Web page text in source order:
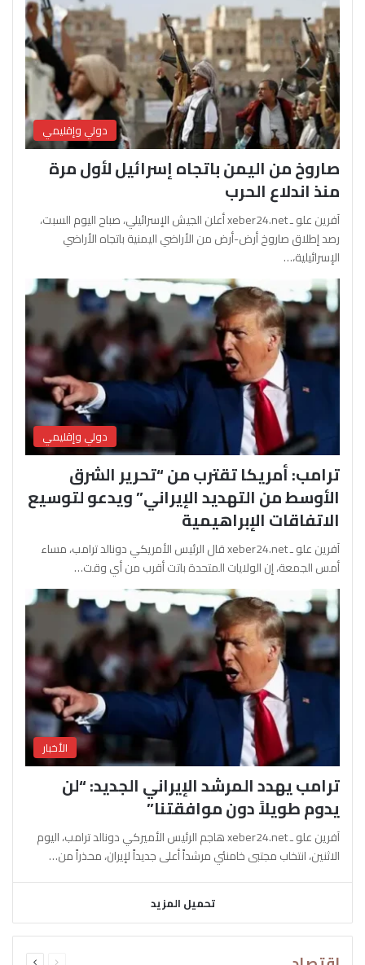
دولي وإقليمي
صاروخ من اليمن باتجاه إسرائيل لأول مرة
منذ اندلاع الحرب
آفرين علو ـ xeber24.net أعلن الجيش الإسرائيلي، صباح اليوم السبت،
رصد إطلاق صاروخ أرض-أرض من الأراضي اليمنية باتجاه الأراضي
الإسرائيلية،…
دولي وإقليمي
ترامب: أمريكا تقترب من “تحرير الشرق
الأوسط من التهديد الإيراني” ويدعو لتوسيع
الاتفاقات الإبراهيمية
آفرين علو ـ xeber24.net قال الرئيس الأمريكي دونالد ترامب، مساء
أمس الجمعة، إن الولايات المتحدة باتت أقرب من أي وقت…
الأخبار
ترامب يهدد المرشد الإيراني الجديد: “لن
يدوم طويلاً دون موافقتنا”
آفرين علو ـ xeber24.net هاجم الرئيس الأميركي دونالد ترامب، اليوم
الاثنين، انتخاب مجتبى خامنئي مرشداً أعلى جديداً لإيران، محذراً من…
تحميل المزيد